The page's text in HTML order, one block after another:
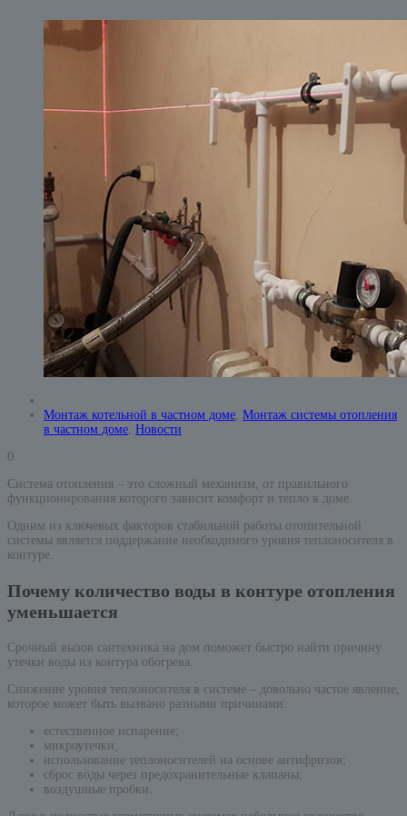
Монтаж котельной в частном доме, Монтаж системы отопления
в частном доме, Новости
0
Система отопления – это сложный механизм, от правильного
функционирования которого зависит комфорт и тепло в доме.
Одним из ключевых факторов стабильной работы отопительной
системы является поддержание необходимого уровня теплоносителя в
контуре.
Почему количество воды в контуре отопления
уменьшается
Срочный вызов сантехника на дом поможет быстро найти причину
утечки воды из контура обогрева.
Снижение уровня теплоносителя в системе – довольно частое явление,
которое может быть вызвано разными причинами:
естественное испарение;
микроутечки;
использование теплоносителей на основе антифризов;
сброс воды через предохранительные клапаны;
воздушные пробки.